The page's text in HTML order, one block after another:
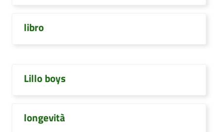
libro
Lillo boys
longevità